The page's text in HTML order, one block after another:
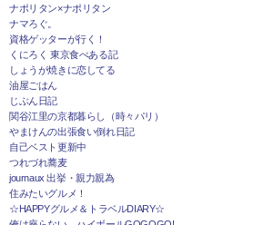
ナポリタン×ナポリタン
ナマろぐ。
資格ゲッターが行く！
くにろく 東京食べある記
しょうが焼きに恋してる
油屋ごはん
じぶん日記
関谷江里の京都暮らし（時々パリ）
やまけんの出張食い倒れ日記
自己ベスト更新中
つれづれ蕎麦
journaux 出挙・親力親為
住みたいグルメ！
☆HAPPYグルメ＆トラベルDIARY☆